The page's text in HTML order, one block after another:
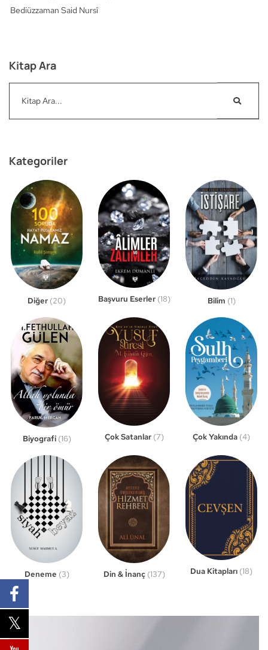
Kitap Ara
Kategoriler
Diğer (20) Başvuru Eserler (18) Bilim (1)
Biyografi (16) Çok Satanlar (7) Çok Yakında (4)
Deneme (3) Din & İnanç (137) Dua Kitapları (18)
Bediüzzaman Said Nursî